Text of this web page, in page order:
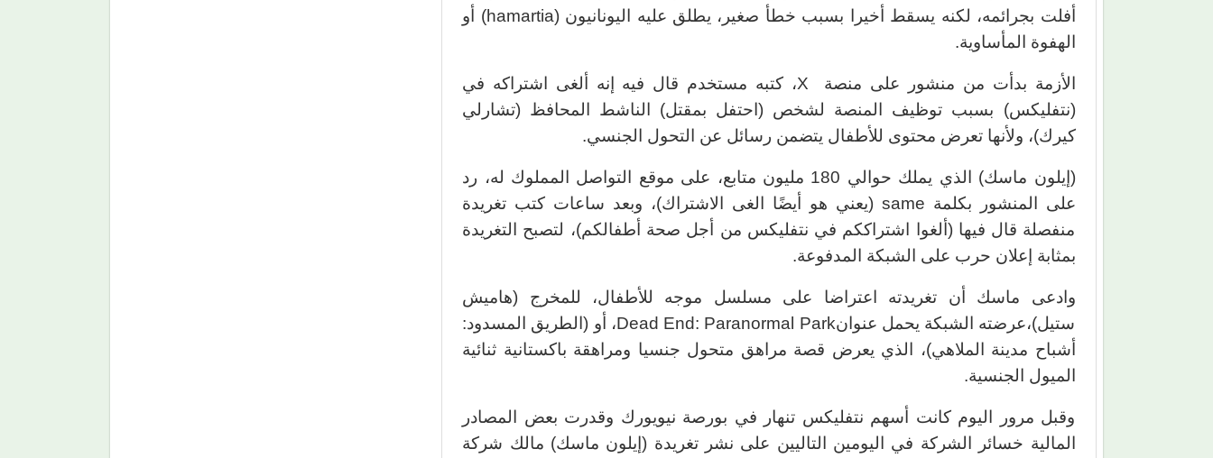
أفلت بجرائمه، لكنه يسقط أخيرا بسبب خطأ صغير، يطلق عليه اليونانيون (hamartia) أو
الهفوة المأساوية.
الأزمة بدأت من منشور على منصة X، كتبه مستخدم قال فيه إنه ألغى اشتراكه في
(نتفليكس) بسبب توظيف المنصة لشخص (احتفل بمقتل) الناشط المحافظ (تشارلي
كيرك)، ولأنها تعرض محتوى للأطفال يتضمن رسائل عن التحول الجنسي.
(إيلون ماسك) الذي يملك حوالي 180 مليون متابع، على موقع التواصل المملوك له، رد
على المنشور بكلمة same (يعني هو أيضًا الغى الاشتراك)، وبعد ساعات كتب تغريدة
منفصلة قال فيها (ألغوا اشتراككم في نتفليكس من أجل صحة أطفالكم)، لتصبح التغريدة
بمثابة إعلان حرب على الشبكة المدفوعة.
وادعى ماسك أن تغريدته اعتراضا على مسلسل موجه للأطفال، للمخرج (هاميش
ستيل)،عرضته الشبكة يحمل عنوانDead End: Paranormal Park، أو (الطريق المسدود:
أشباح مدينة الملاهي)، الذي يعرض قصة مراهق متحول جنسيا ومراهقة باكستانية ثنائية
الميول الجنسية.
وقبل مرور اليوم كانت أسهم نتفليكس تنهار في بورصة نيويورك وقدرت بعض المصادر
المالية خسائر الشركة في اليومين التاليين على نشر تغريدة (إيلون ماسك) مالك شركة